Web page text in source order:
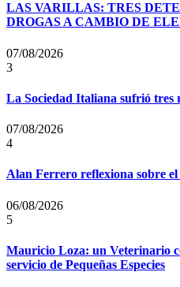
LAS VARILLAS: TRES
DROGAS A CAMBIO DE
07/08/2026
3
La Sociedad Italiana sufrió tres
07/08/2026
4
Alan Ferrero reflexiona sobre
06/08/2026
5
Mauricio Loza: un Veterinario
servicio de Pequeñas Especies